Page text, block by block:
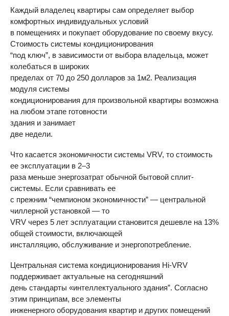
Каждый владелец квартиры сам определяет выбор
комфортных индивидуальных условий
в помещениях и покупает оборудование по своему вкусу.
Стоимость системы кондиционирования
“под ключ”, в зависимости от выбора владельца, может
колебаться в широких
пределах от 70 до 250 долларов за 1м2. Реализация
модуля системы
кондиционирования для произвольной квартиры возможна
на любом этапе готовности
здания и занимает
две недели.
Что касается экономичности системы VRV, то стоимость
ее эксплуатации в 2–3
раза меньше энергозатрат обычной бытовой сплит-
системы. Если сравнивать ее
с прежним “чемпионом экономичности” — центральной
чиллерной установкой — то
VRV через 5 лет эсплуатации становится дешевле на 13%
общей стоимости, включающей
инсталляцию, обслуживание и энергопотребление.
Центральная система кондиционирования Hi-VRV
поддерживает актуальные на сегодняшний
день стандарты «интеллектуального здания”. Согласно
этим принципам, все элементы
инженерного оборудования квартир и других помещений